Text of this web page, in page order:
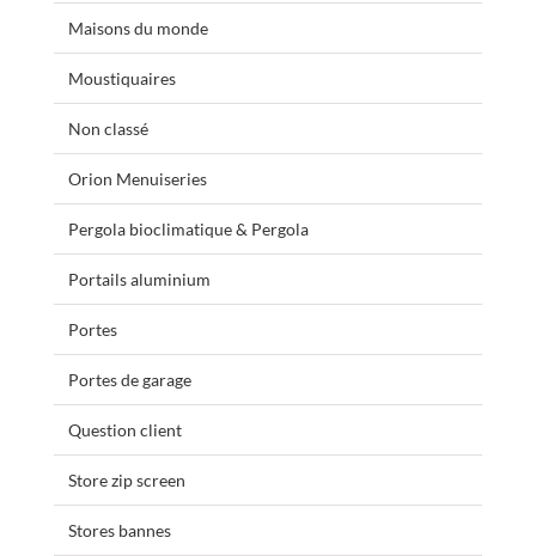
Maisons du monde
Moustiquaires
Non classé
Orion Menuiseries
Pergola bioclimatique & Pergola
Portails aluminium
Portes
Portes de garage
Question client
Store zip screen
Stores bannes